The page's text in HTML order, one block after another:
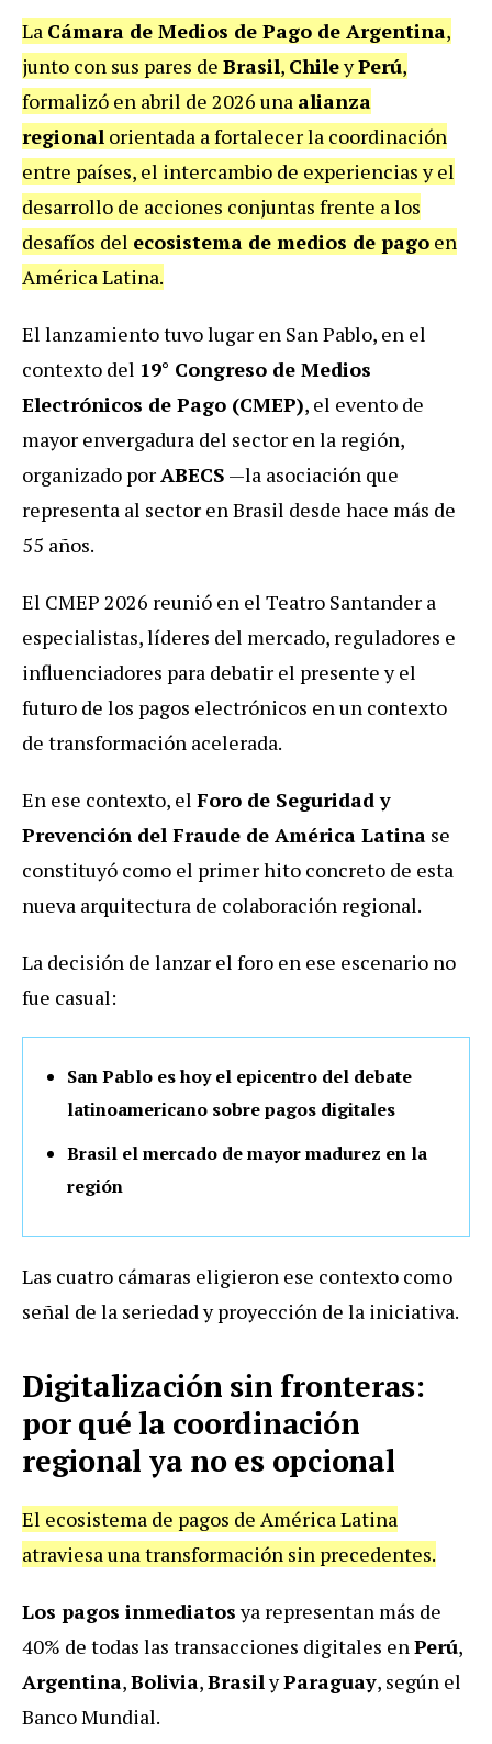
La Cámara de Medios de Pago de Argentina,
junto con sus pares de Brasil, ChileyPerú,
formalizó en abril de 2026 una alianza
regional orientada a fortalecer la coordinación
entre países, el intercambio de experiencias y el
desarrollo de acciones conjuntas frente a los
desafíos del ecosistema de medios de pago en
América Latina.
El lanzamiento tuvo lugar en San Pablo, en el
contexto del 19° Congreso de Medios
Electrónicos de Pago (CMEP), el evento de
mayor envergadura del sector en la región,
organizado porABECS —la asociación que
representa al sector en Brasil desde hace más de
55 años.
El CMEP 2026 reunió en el Teatro Santander a
especialistas, líderes del mercado, reguladores e
influenciadores para debatir el presente y el
futuro de los pagos electrónicos en un contexto
de transformación acelerada.
En ese contexto, el Foro de Seguridad y
Prevención del Fraude de América Latina se
constituyó como el primer hito concreto de esta
nueva arquitectura de colaboración regional.
La decisión de lanzar el foro en ese escenario no
fue casual:
San Pablo es hoy el epicentro del debate
latinoamericano sobre pagos digitales
Brasil el mercado de mayor madurez en la
región
Las cuatro cámaras eligieron ese contexto como
señal de la seriedad y proyección de la iniciativa.
Digitalización sin fronteras:
por qué la coordinación
regional ya no es opcional
El ecosistema de pagos de América Latina
atraviesa una transformación sin precedentes.
Los pagos inmediatos ya representan más de
40% de todas las transacciones digitales enPerú,
Argentina,Bolivia,BrasilyParaguay, según el
Banco Mundial.